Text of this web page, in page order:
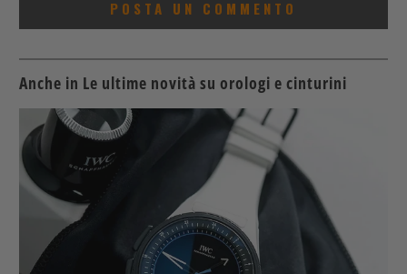
Anche in Le ultime novità su orologi e cinturini